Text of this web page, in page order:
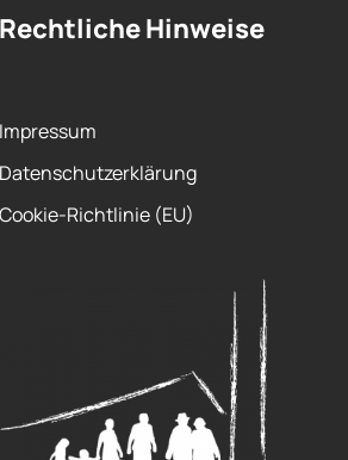
Rechtliche Hinweise
Impressum
Datenschutzerklärung
Cookie-Richtlinie (EU)